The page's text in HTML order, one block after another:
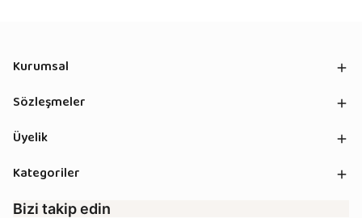
Kurumsal
Sözleşmeler
Üyelik
Kategoriler
Bizi takip edin